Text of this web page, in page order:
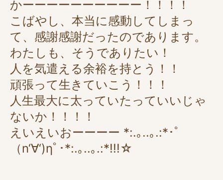
かーーーーーーーーーー！！！！
こばやし、本当に感動してしまっ
て、感謝感謝だったのであります。
わたしも、そうでありたい！
人を気遣える余裕を持とう！！
頑張って生きていこう！！！
人生最大に太っていたっていいじゃ
ないか！！！！
えいえいおーーーー *:.｡..｡.:*･ﾟ
（n‘∀‘)ηﾟ･*:.｡..｡.:*!!!☆